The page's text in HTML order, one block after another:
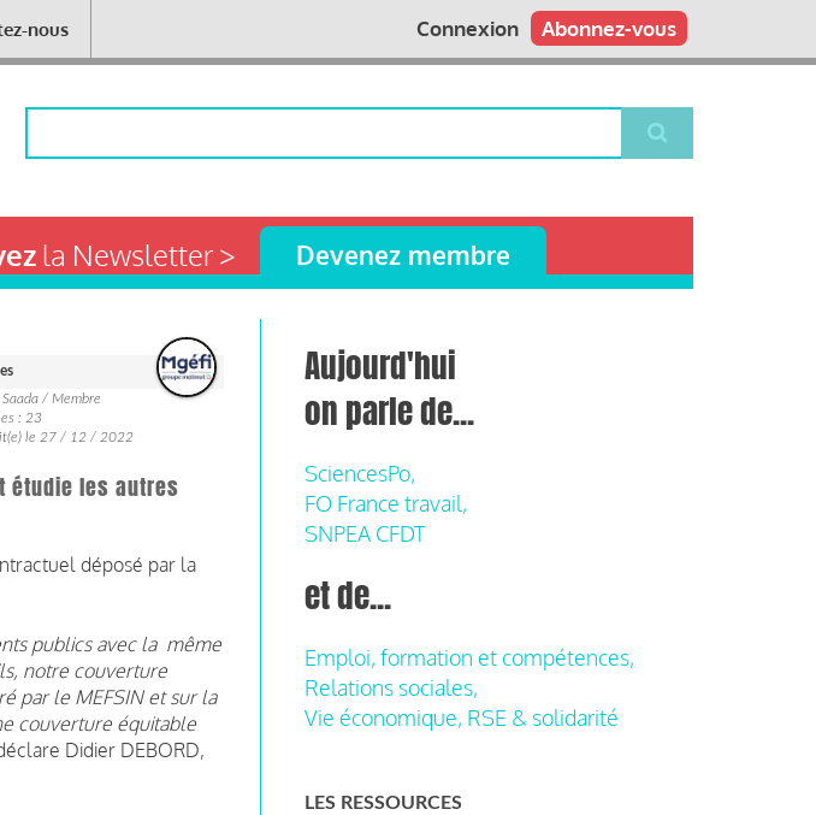
nous Abonnez-vous
Connexion
la Newsletter > Devenez membre
Saada / Membre
: 23
le 27 / 12 / 2022
étudie les autres
déposé par la
publics avec la même
notre couverture
par le MEFSIN et sur la
couverture équitable
Didier DEBORD,
Aujourd'hui
on parle de...
SciencesPo,
FO France travail,
SNPEA CFDT
et de...
Emploi, formation et compétences,
Relations sociales,
Vie économique, RSE & solidarité
LES RESSOURCES